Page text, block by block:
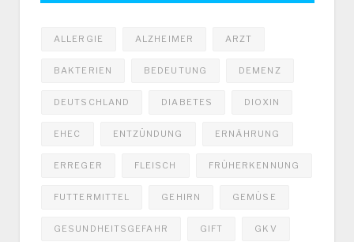
ALLERGIE ALZHEIMER ARZT
BAKTERIEN BEDEUTUNG DEMENZ
DEUTSCHLAND DIABETES DIOXIN
EHEC ENTZÜNDUNG ERNÄHRUNG
ERREGER FLEISCH FRÜHERKENNUNG
FUTTERMITTEL GEHIRN GEMÜSE
GESUNDHEITSGEFAHR GIFT GKV